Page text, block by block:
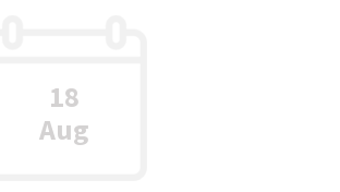
18
Aug